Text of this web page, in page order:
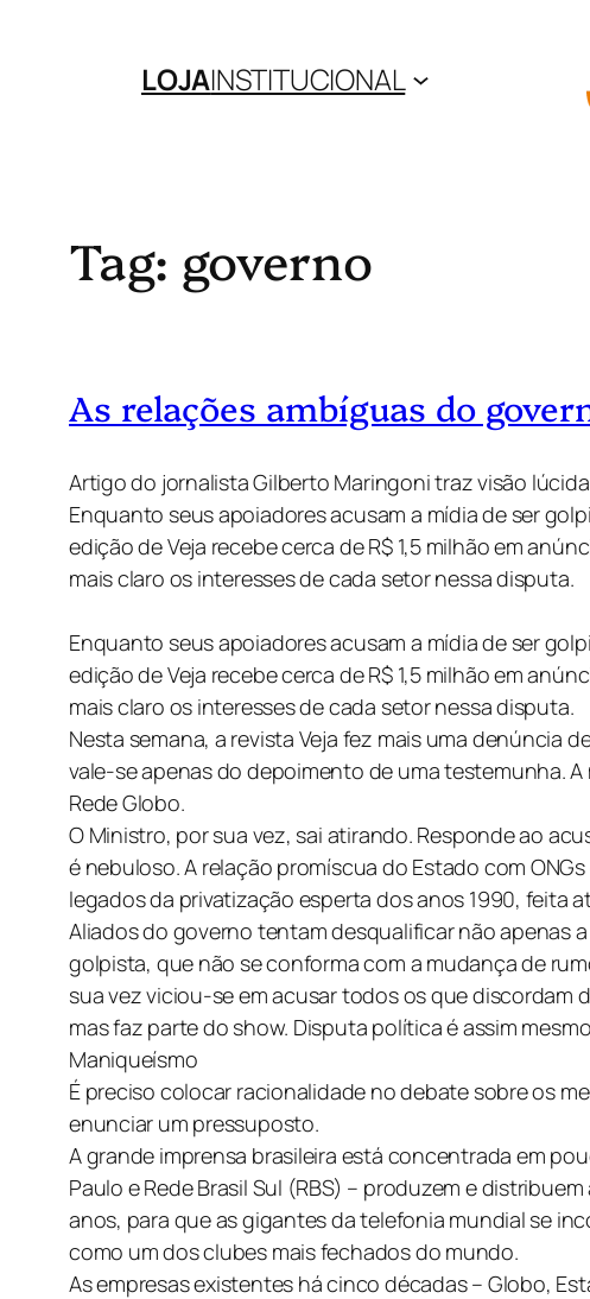
LOJAINSTITUCIONAL
Tag: governo
As relações ambíguas do
Artigo do jornalista Gilberto Maringoni traz visão
Enquanto seus apoiadores acusam a mídia de ser
edição de Veja recebe cerca de R$ 1,5 milhão em
mais claro os interesses de cada setor nessa disputa.
Enquanto seus apoiadores acusam a mídia de ser
edição de Veja recebe cerca de R$ 1,5 milhão em
mais claro os interesses de cada setor nessa disputa.
Nesta semana, a revista Veja fez mais uma denúncia
vale-se apenas do depoimento de uma testemunha.
Rede Globo.
O Ministro, por sua vez, sai atirando. Responde ao
é nebuloso. A relação promíscua do Estado com
legados da privatização esperta dos anos 1990, feita
Aliados do governo tentam desqualificar não apenas
golpista, que não se conforma com a mudança de
sua vez viciou-se em acusar todos os que discordam
mas faz parte do show. Disputa política é assim
Maniqueísmo
É preciso colocar racionalidade no debate sobre os
enunciar um pressuposto.
A grande imprensa brasileira está concentrada em
Paulo e Rede Brasil Sul (RBS) – produzem e
anos, para que as gigantes da telefonia mundial se
como um dos clubes mais fechados do mundo.
As empresas existentes há cinco décadas – Globo,